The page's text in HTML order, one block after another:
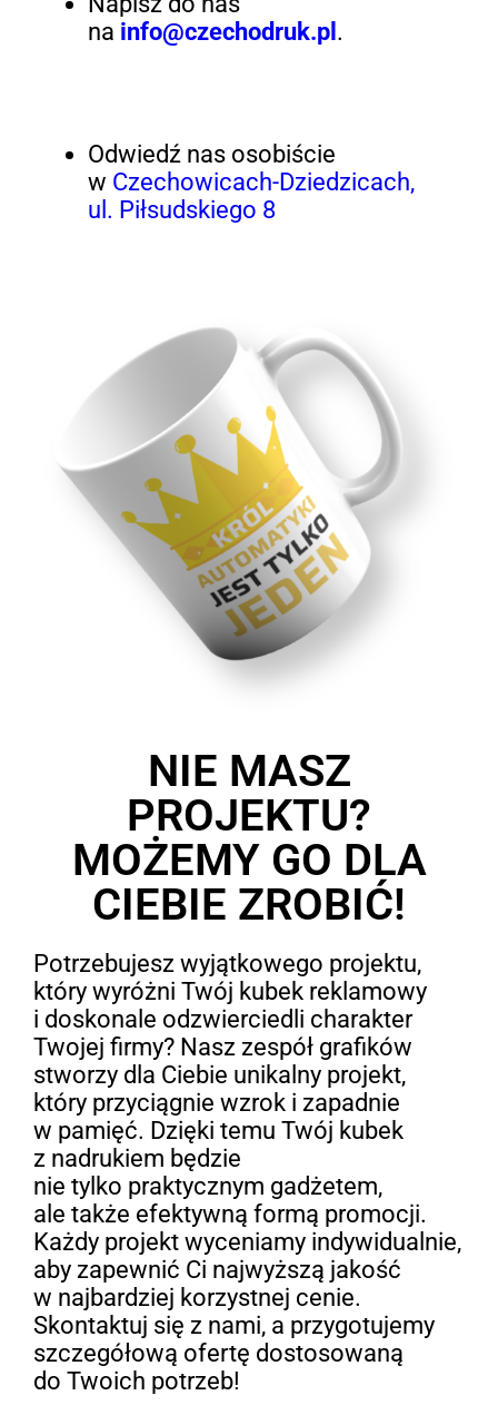
na info@czechodruk.pl .
Odwiedź nas osobiście
w Czechowicach-Dziedzicach,
ul. Piłsudskiego 8
NIE MASZ
PROJEKTU?
MOŻEMY GO DLA
CIEBIE ZROBIĆ!
Potrzebujesz wyjątkowego projektu,
który wyróżni Twój kubek reklamowy
i doskonale odzwierciedli charakter
Twojej firmy? Nasz zespół grafików
stworzy dla Ciebie unikalny projekt,
który przyciągnie wzrok i zapadnie
w pamięć. Dzięki temu Twój kubek
z nadrukiem będzie
nie tylko praktycznym gadżetem,
ale także efektywną formą promocji.
Każdy projekt wyceniamy indywidualnie,
aby zapewnić Ci najwyższą jakość
w najbardziej korzystnej cenie.
Skontaktuj się z nami, a przygotujemy
szczegółową ofertę dostosowaną
do Twoich potrzeb!